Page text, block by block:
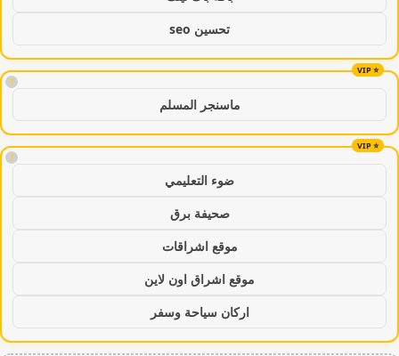
تحسين seo
!
ماسنجر المسلم
!
ضوء التعليمي
صحيفة برق
موقع اشراقات
موقع اشراق اون لاين
اركان سياحة وسفر